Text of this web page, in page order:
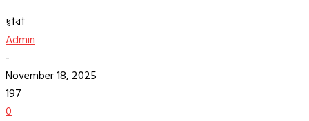
দ্বারা
Admin
-
November 18, 2025
197
0